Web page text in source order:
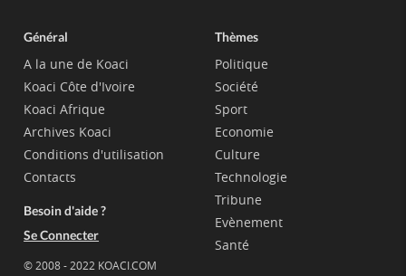
Général
A la une de Koaci
Koaci Côte d'Ivoire
Koaci Afrique
Archives Koaci
Conditions d'utilisation
Contacts
Besoin d'aide ?
Se Connecter
© 2008 - 2022 KOACI.COM
Thèmes
Politique
Société
Sport
Economie
Culture
Technologie
Tribune
Evènement
Santé